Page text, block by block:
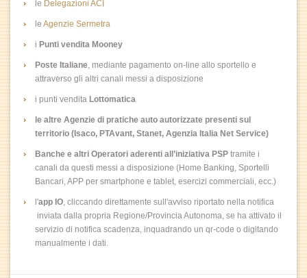
le Delegazioni ACI
le Agenzie Sermetra
i Punti vendita Mooney
Poste Italiane, mediante pagamento on-line allo sportello e
attraverso gli altri canali messi a disposizione
i punti vendita Lottomatica
le altre Agenzie di pratiche auto autorizzate presenti sul
territorio (Isaco, PTAvant, Stanet, Agenzia Italia Net Service)
Banche e altri Operatori aderenti all’iniziativa PSP tramite i
canali da questi messi a disposizione (Home Banking, Sportelli
Bancari, APP per smartphone e tablet, esercizi commerciali, ecc.)
l'app IO, cliccando direttamente sull'avviso riportato nella notifica
inviata dalla propria Regione/Provincia Autonoma, se ha attivato il
servizio di notifica scadenza, inquadrando un qr-code o digitando
manualmente i dati.